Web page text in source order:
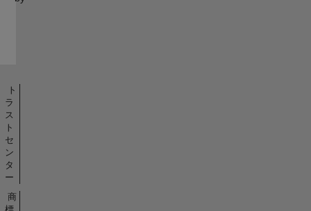
ト
ラ
ス
ト
セ
ン
タ
ー
商